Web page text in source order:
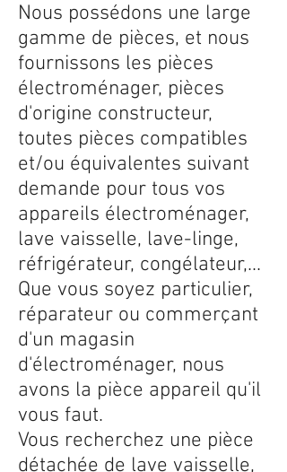
Nous possédons une large
gamme de pièces, et nous
fournissons les pièces
électroménager, pièces
d'origine constructeur,
toutes pièces compatibles
et/ou équivalentes suivant
demande pour tous vos
appareils électroménager,
lave vaisselle, lave-linge,
réfrigérateur, congélateur,...
Que vous soyez particulier,
réparateur ou commerçant
d'un magasin
d'électroménager, nous
avons la pièce appareil qu'il
vous faut.
Vous recherchez une pièce
détachée de lave vaisselle,